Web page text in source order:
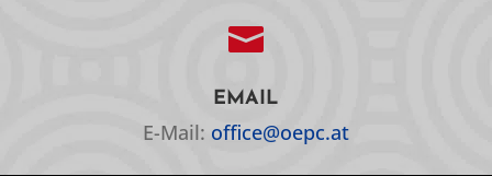

EMAIL
E-Mail: office@oepc.at